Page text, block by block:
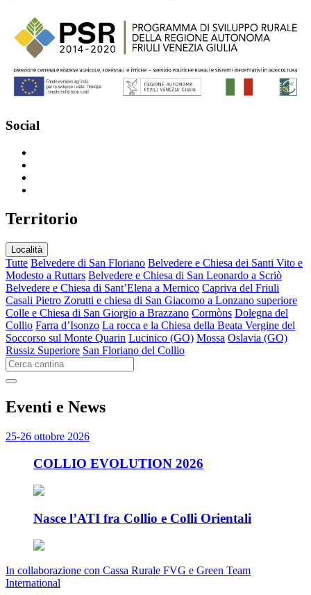
Social
Territorio
Località
Tutte Belvedere di San Floriano Belvedere e Chiesa dei Santi Vito e
Modesto a Ruttars Belvedere e Chiesa di San Leonardo a Scriò
Belvedere e Chiesa di Sant’Elena a Mernico Capriva del Friuli
Casali Pietro Zorutti e chiesa di San Giacomo a Lonzano superiore
Colle e Chiesa di San Giorgio a Brazzano Cormòns Dolegna del
Collio Farra d’Isonzo La rocca e la Chiesa della Beata Vergine del
Soccorso sul Monte Quarin Lucinico (GO) Mossa Oslavia (GO)
Russiz Superiore San Floriano del Collio
Eventi e News
25-26 ottobre 2026
COLLIO EVOLUTION 2026
Nasce l’ATI fra Collio e Colli Orientali
In collaborazione con Cassa Rurale FVG e Green Team
International